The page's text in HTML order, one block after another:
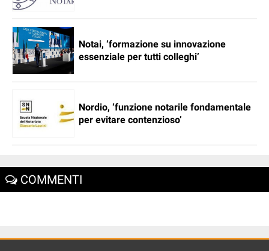
Notai, ‘formazione su innovazione
essenziale per tutti colleghi’
Nordio, ‘funzione notarile fondamentale
per evitare contenzioso’
COMMENTI